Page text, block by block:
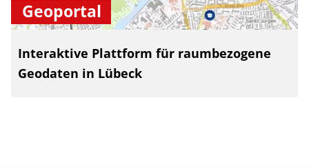
Geoportal
Interaktive Plattform für raumbezogene
Geodaten in Lübeck